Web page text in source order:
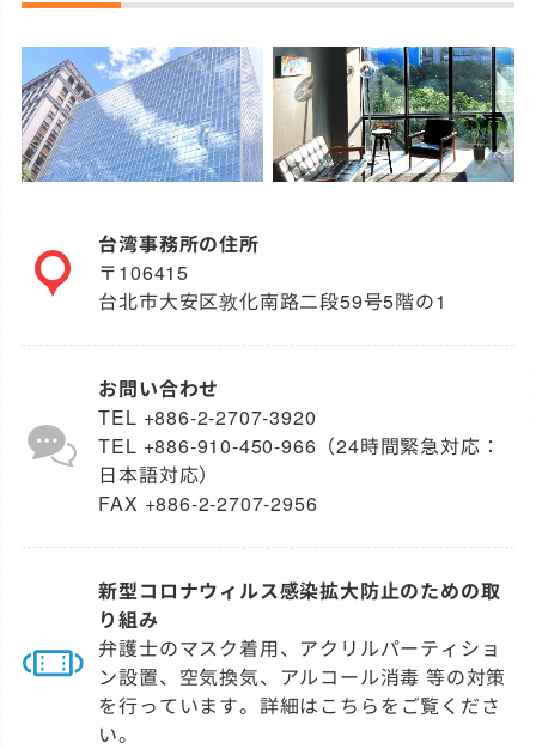
台湾事務所の住所
〒106415
台北市大安区敦化南路二段59号5階の1
お問い合わせ
TEL +886‐2‐2707‐3920
TEL +886‐910‐450‐966（24時間緊急対応：
日本語対応）
FAX +886‐2‐2707‐2956
新型コロナウィルス感染拡大防止のための取
り組み
弁護士のマスク着用、アクリルパーティショ
ン設置、空気換気、アルコール消毒 等の対策
を行っています。詳細はこちらをご覧くださ
い。